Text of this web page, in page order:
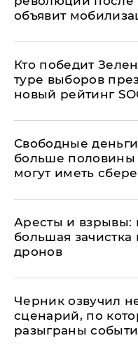
объявит
Кто победит
туре выборов
новый рейтинг
Свободные
больше
могут иметь
Аресты и взрывы:
большая
дронов
Черник озвучил
сценарий, по
разыграны